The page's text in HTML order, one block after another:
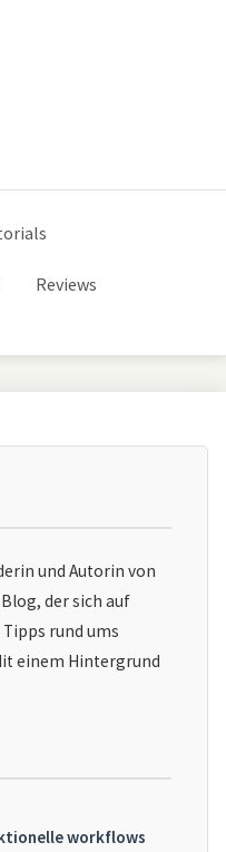
Reviews
und Autorin von
der sich auf
rund ums
einem Hintergrund
workflows